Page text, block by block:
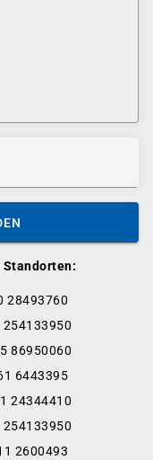
Standorten:
28493760
254133950
86950060
6443395
24344410
254133950
2600493